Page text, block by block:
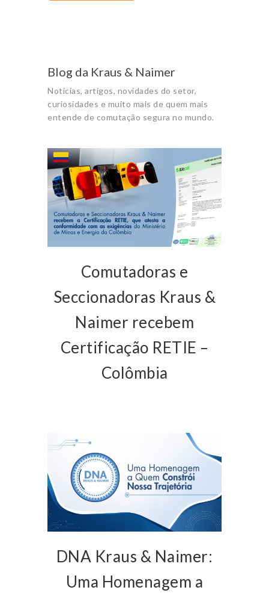
Blog da Kraus & Naimer
Noticias, artigos, novidades do setor,
curiosidades e muito mais de quem mais
entende de comutação segura no mundo.
Comutadoras e
Seccionadoras Kraus &
Naimer recebem
Certificação RETIE –
Colômbia
DNA Kraus & Naimer:
Uma Homenagem a